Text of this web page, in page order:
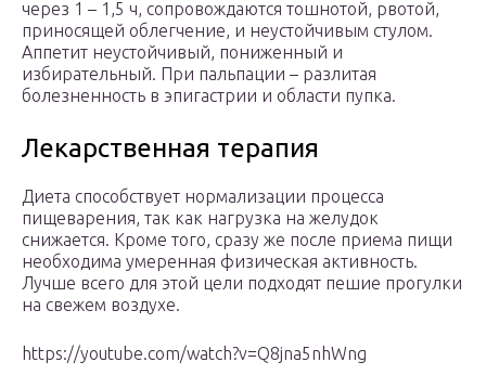
через 1 – 1,5 ч, сопровождаются тошнотой, рвотой,
приносящей облегчение, и неустойчивым стулом.
Аппетит неустойчивый, пониженный и
избирательный. При пальпации – разлитая
болезненность в эпигастрии и области пупка.
Лекарственная терапия
Диета способствует нормализации процесса
пищеварения, так как нагрузка на желудок
снижается. Кроме того, сразу же после приема пищи
необходима умеренная физическая активность.
Лучше всего для этой цели подходят пешие прогулки
на свежем воздухе.
https://youtube.com/watch?v=Q8jna5nhWng